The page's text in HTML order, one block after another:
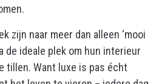
zijn naar meer dan alleen ‘mooi
de ideale plek om hun interieur
tillen. Want luxe is pas écht